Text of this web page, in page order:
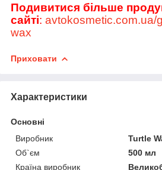
Подивитися більше
сайті: avtokosmetic.com.ua/
wax
Приховати
Характеристики
Основні
Виробник
Turtle
Об`єм
500 мл
Країна виробник